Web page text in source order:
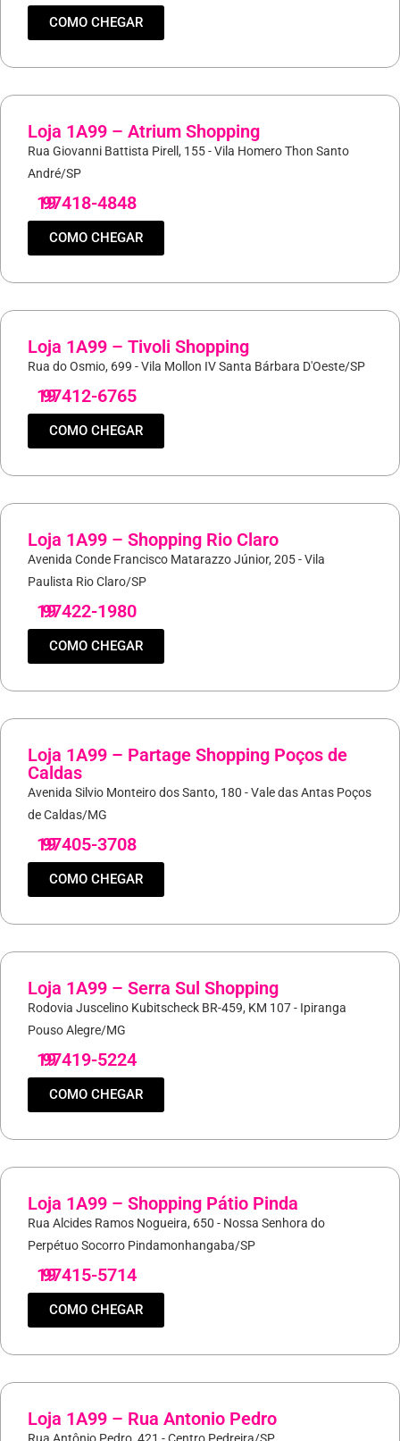
COMO CHEGAR
Loja 1A99 – Atrium Shopping
Rua Giovanni Battista Pirell, 155 - Vila Homero Thon Santo
André/SP
19
97418-4848
COMO CHEGAR
Loja 1A99 – Tivoli Shopping
Rua do Osmio, 699 - Vila Mollon IV Santa Bárbara D'Oeste/SP
19
97412-6765
COMO CHEGAR
Loja 1A99 – Shopping Rio Claro
Avenida Conde Francisco Matarazzo Júnior, 205 - Vila
Paulista Rio Claro/SP
19
97422-1980
COMO CHEGAR
Loja 1A99 – Partage Shopping Poços de
Caldas
Avenida Silvio Monteiro dos Santo, 180 - Vale das Antas Poços
de Caldas/MG
19
97405-3708
COMO CHEGAR
Loja 1A99 – Serra Sul Shopping
Rodovia Juscelino Kubitscheck BR-459, KM 107 - Ipiranga
Pouso Alegre/MG
19
97419-5224
COMO CHEGAR
Loja 1A99 – Shopping Pátio Pinda
Rua Alcides Ramos Nogueira, 650 - Nossa Senhora do
Perpétuo Socorro Pindamonhangaba/SP
19
97415-5714
COMO CHEGAR
Loja 1A99 – Rua Antonio Pedro